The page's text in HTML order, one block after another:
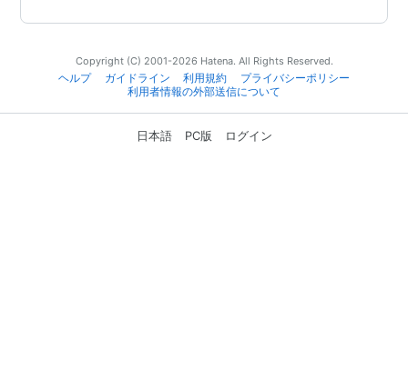
Copyright (C) 2001-2026 Hatena. All Rights Reserved.
ヘルプ
ガイドライン 利用規約
プライバシーポリシー
利用者情報の外部送信について
日本語 PC版 ログイン